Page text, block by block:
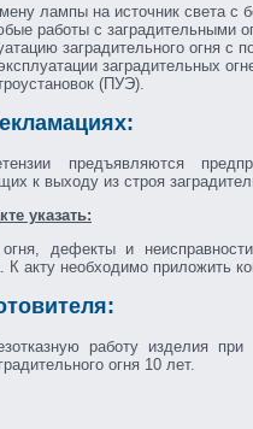
лампы на источник света с
работы с заградительными
заградительного огня с
заградительных
(ПУЭ).
предъявляются
к выходу из строя
указать:
огня, дефекты и
К акту необходимо приложить
работу изделия
огня 10 лет.